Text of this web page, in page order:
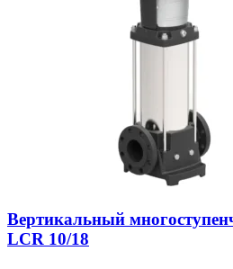
Вертикальный
LCR 10/18